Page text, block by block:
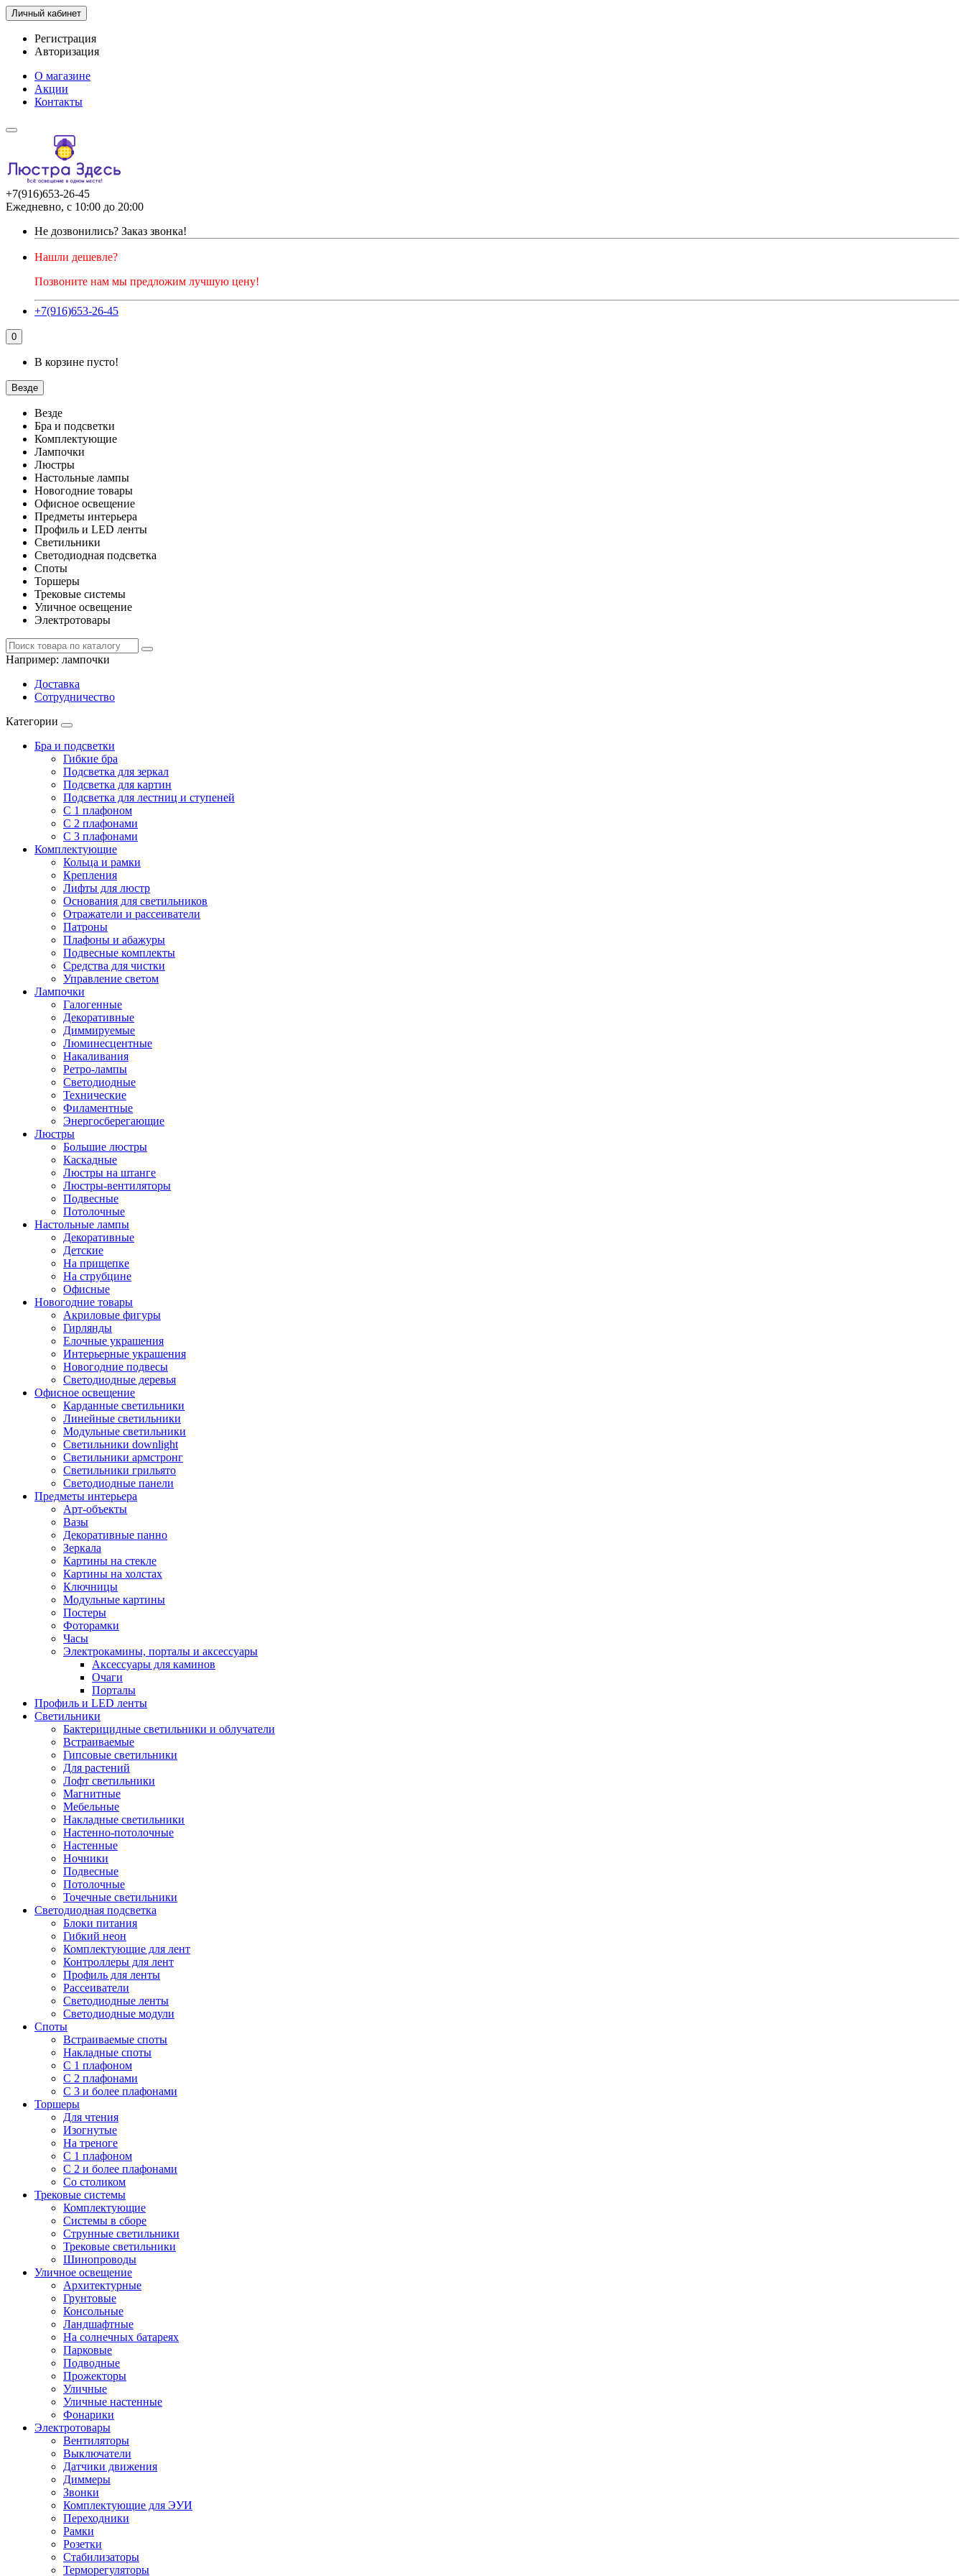
Личный кабинет
Регистрация
Авторизация
О магазине
Акции
Контакты
+7(916)653-26-45
Ежедневно, с 10:00 до 20:00
Не дозвонились? Заказ звонка!
Нашли дешевле?
Позвоните нам мы предложим лучшую цену!
+7(916)653-26-45
0
В корзине пусто!
Везде
Везде
Бра и подсветки
Комплектующие
Лампочки
Люстры
Настольные лампы
Новогодние товары
Офисное освещение
Предметы интерьера
Профиль и LED ленты
Светильники
Светодиодная подсветка
Споты
Торшеры
Трековые системы
Уличное освещение
Электротовары
Например: лампочки
Доставка
Сотрудничество
Категории
Бра и подсветки
Гибкие бра
Подсветка для зеркал
Подсветка для картин
Подсветка для лестниц и ступеней
С 1 плафоном
С 2 плафонами
С 3 плафонами
Комплектующие
Кольца и рамки
Крепления
Лифты для люстр
Основания для светильников
Отражатели и рассеиватели
Патроны
Плафоны и абажуры
Подвесные комплекты
Средства для чистки
Управление светом
Лампочки
Галогенные
Декоративные
Диммируемые
Люминесцентные
Накаливания
Ретро-лампы
Светодиодные
Технические
Филаментные
Энергосберегающие
Люстры
Большие люстры
Каскадные
Люстры на штанге
Люстры-вентиляторы
Подвесные
Потолочные
Настольные лампы
Декоративные
Детские
На прищепке
На струбцине
Офисные
Новогодние товары
Акриловые фигуры
Гирлянды
Елочные украшения
Интерьерные украшения
Новогодние подвесы
Светодиодные деревья
Офисное освещение
Карданные светильники
Линейные светильники
Модульные светильники
Светильники downlight
Светильники армстронг
Светильники грильято
Светодиодные панели
Предметы интерьера
Арт-объекты
Вазы
Декоративные панно
Зеркала
Картины на стекле
Картины на холстах
Ключницы
Модульные картины
Постеры
Фоторамки
Часы
Электрокамины, порталы и аксессуары
Аксессуары для каминов
Очаги
Порталы
Профиль и LED ленты
Светильники
Бактерицидные светильники и облучатели
Встраиваемые
Гипсовые светильники
Для растений
Лофт светильники
Магнитные
Мебельные
Накладные светильники
Настенно-потолочные
Настенные
Ночники
Подвесные
Потолочные
Точечные светильники
Светодиодная подсветка
Блоки питания
Гибкий неон
Комплектующие для лент
Контроллеры для лент
Профиль для ленты
Рассеиватели
Светодиодные ленты
Светодиодные модули
Споты
Встраиваемые споты
Накладные споты
С 1 плафоном
С 2 плафонами
С 3 и более плафонами
Торшеры
Для чтения
Изогнутые
На треноге
С 1 плафоном
С 2 и более плафонами
Со столиком
Трековые системы
Комплектующие
Системы в сборе
Струнные светильники
Трековые светильники
Шинопроводы
Уличное освещение
Архитектурные
Грунтовые
Консольные
Ландшафтные
На солнечных батареях
Парковые
Подводные
Прожекторы
Уличные
Уличные настенные
Фонарики
Электротовары
Вентиляторы
Выключатели
Датчики движения
Диммеры
Звонки
Комплектующие для ЭУИ
Переходники
Рамки
Розетки
Стабилизаторы
Терморегуляторы